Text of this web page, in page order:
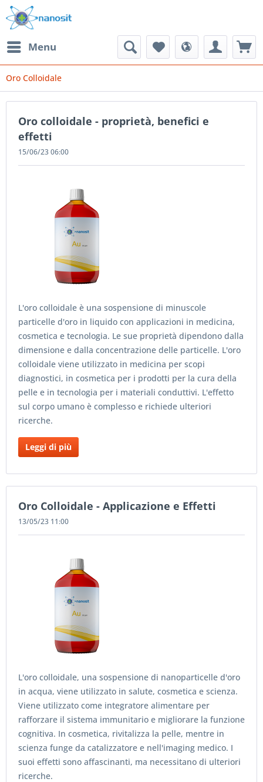
Menu
Oro Colloidale
Oro colloidale - proprietà, benefici e
effetti
15/06/23 06:00
L'oro colloidale è una sospensione di minuscole
particelle d'oro in liquido con applicazioni in medicina,
cosmetica e tecnologia. Le sue proprietà dipendono dalla
dimensione e dalla concentrazione delle particelle. L'oro
colloidale viene utilizzato in medicina per scopi
diagnostici, in cosmetica per i prodotti per la cura della
pelle e in tecnologia per i materiali conduttivi. L'effetto
sul corpo umano è complesso e richiede ulteriori
ricerche.
Leggi di più
Oro Colloidale - Applicazione e Effetti
13/05/23 11:00
L'oro colloidale, una sospensione di nanoparticelle d'oro
in acqua, viene utilizzato in salute, cosmetica e scienza.
Viene utilizzato come integratore alimentare per
rafforzare il sistema immunitario e migliorare la funzione
cognitiva. In cosmetica, rivitalizza la pelle, mentre in
scienza funge da catalizzatore e nell'imaging medico. I
suoi effetti sono affascinanti, ma necessitano di ulteriori
ricerche.